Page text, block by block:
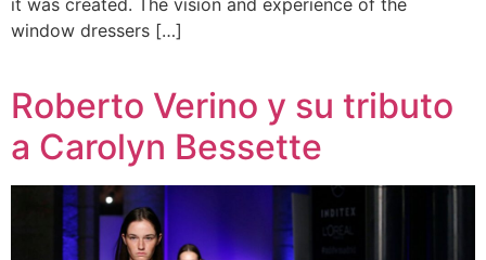
window dressers […]
Roberto Verino y su tributo
a Carolyn Bessette